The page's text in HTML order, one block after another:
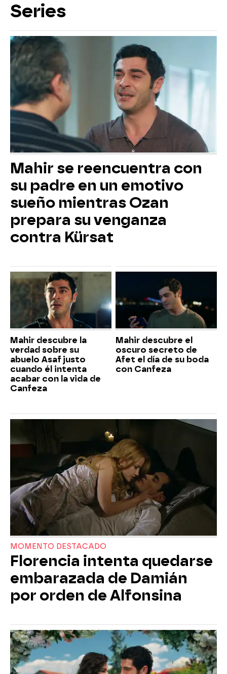
Series
Mahir se reencuentra con
su padre en un emotivo
sueño mientras Ozan
prepara su venganza
contra Kürsat
Mahir descubre la
verdad sobre su
abuelo Asaf justo
cuando él intenta
acabar con la vida de
Canfeza
Mahir descubre el
oscuro secreto de
Afet el día de su boda
con Canfeza
MOMENTO DESTACADO
Florencia intenta quedarse
embarazada de Damián
por orden de Alfonsina